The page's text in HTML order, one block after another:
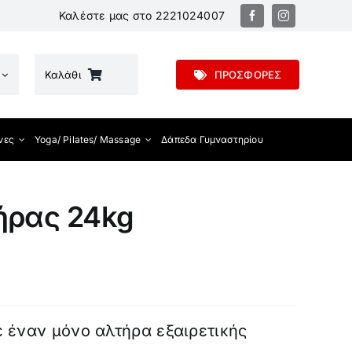
Καλέστε μας στο 2221024007
Καλάθι ΠΡΟΣΦΟΡΕΣ
Yoga/ Pilates/ Massage Δάπεδα Γυμναστηρίου
24kg
μόνο αλτήρα εξαιρετικής